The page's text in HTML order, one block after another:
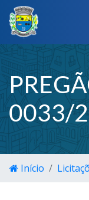
0033/
Início